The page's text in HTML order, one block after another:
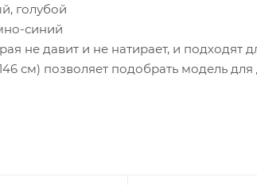
голубой
синий
не давит и не натирает, и подходят
см) позволяет подобрать модель для